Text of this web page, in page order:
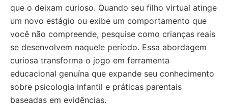
que o deixam curioso. Quando seu filho virtual atinge
um novo estágio ou exibe um comportamento que
você não compreende, pesquise como crianças reais
se desenvolvem naquele período. Essa abordagem
curiosa transforma o jogo em ferramenta
educacional genuína que expande seu conhecimento
sobre psicologia infantil e práticas parentais
baseadas em evidências.